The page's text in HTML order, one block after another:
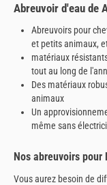
Abreuvoir d'eau de
Abreuvoirs pour
et petits animaux,
matériaux
tout au long de
Des matériaux
animaux
Un
même sans
Nos abreuvoirs
Vous aurez besoin de